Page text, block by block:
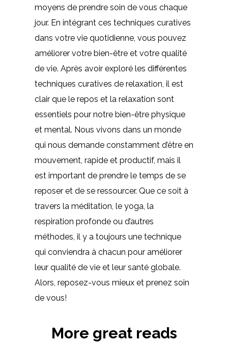
moyens de prendre soin de vous chaque
jour. En intégrant ces techniques curatives
dans votre vie quotidienne, vous pouvez
améliorer votre bien-être et votre qualité
de vie. Après avoir exploré les différentes
techniques curatives de relaxation, il est
clair que le repos et la relaxation sont
essentiels pour notre bien-être physique
et mental. Nous vivons dans un monde
qui nous demande constamment d’être en
mouvement, rapide et productif, mais il
est important de prendre le temps de se
reposer et de se ressourcer. Que ce soit à
travers la méditation, le yoga, la
respiration profonde ou d’autres
méthodes, il y a toujours une technique
qui conviendra à chacun pour améliorer
leur qualité de vie et leur santé globale.
Alors, reposez-vous mieux et prenez soin
de vous!
More great reads